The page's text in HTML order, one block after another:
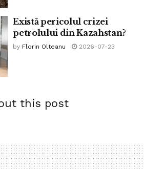
Există pericolul crizei
petrolului din Kazahstan?
by Florin Olteanu 2026-07-23
this post